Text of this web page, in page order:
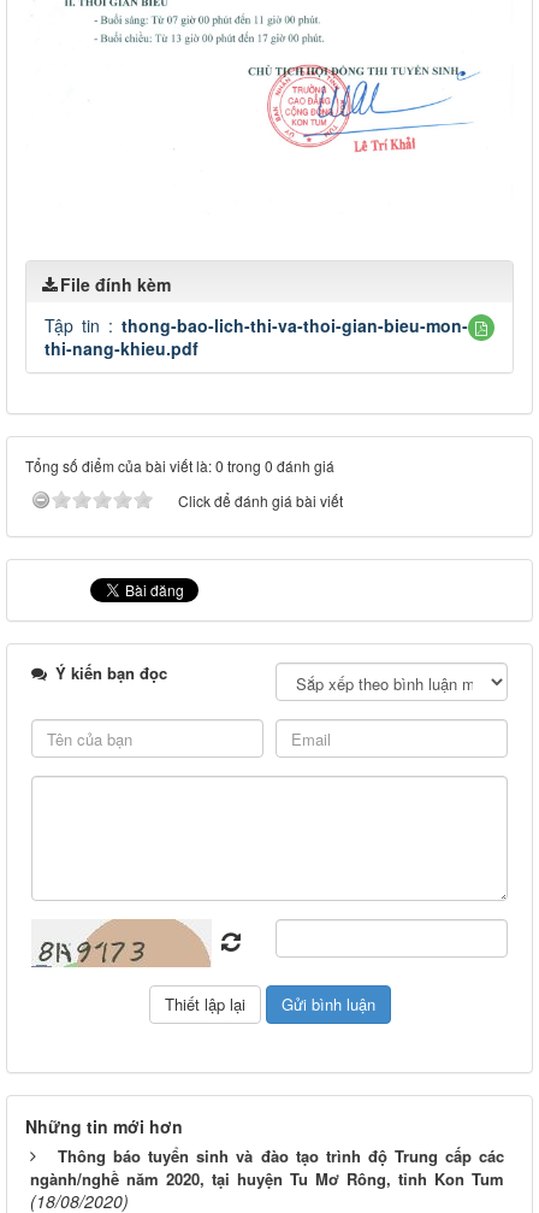
File đính kèm
Tập tin : thong-bao-lich-thi-va-thoi-gian-bieu-mon-
thi-nang-khieu.pdf
Tổng số điểm của bài viết là: 0 trong 0 đánh giá
Click để đánh giá bài viết
Ý kiến bạn đọc
Những tin mới hơn
Thông báo tuyển sinh và đào tạo trình độ Trung cấp các
ngành/nghề năm 2020, tại huyện Tu Mơ Rông, tỉnh Kon Tum
(18/08/2020)